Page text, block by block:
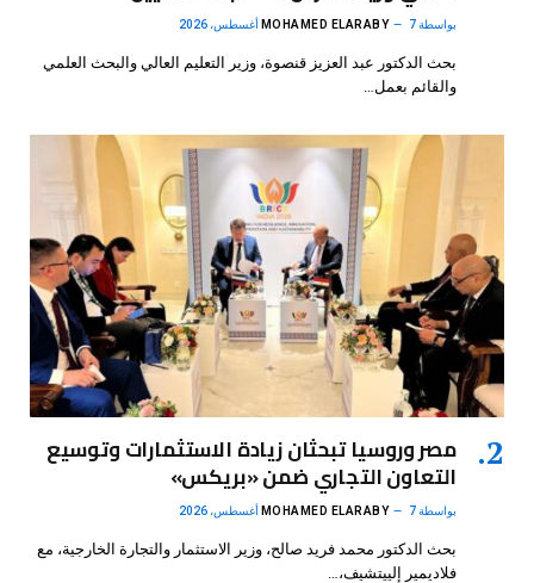
بواسطة MOHAMED ELARABY 7 أغسطس، 2026
بحث الدكتور عبد العزيز قنصوة، وزير التعليم العالي والبحث العلمي
والقائم بعمل…
مصر وروسيا تبحثان زيادة الاستثمارات وتوسيع
التعاون التجاري ضمن «بريكس»
بواسطة MOHAMED ELARABY 7 أغسطس، 2026
بحث الدكتور محمد فريد صالح، وزير الاستثمار والتجارة الخارجية، مع
فلاديمير إلييتشيف،…